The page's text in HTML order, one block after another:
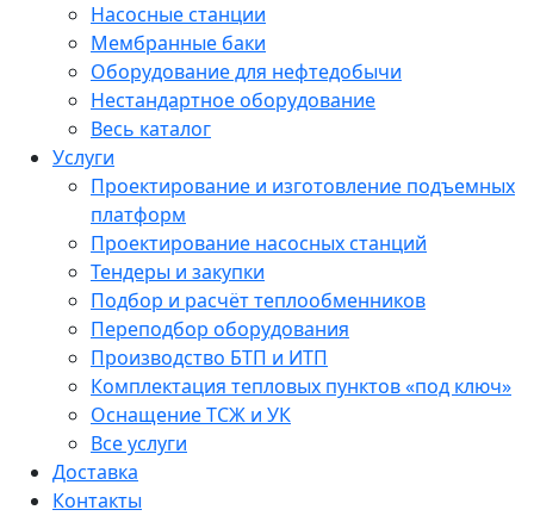
Насосные станции
Мембранные баки
Оборудование для нефтедобычи
Нестандартное оборудование
Весь каталог
Услуги
Проектирование и изготовление подъемных
платформ
Проектирование насосных станций
Тендеры и закупки
Подбор и расчёт теплообменников
Переподбор оборудования
Производство БТП и ИТП
Комплектация тепловых пунктов «под ключ»
Оснащение ТСЖ и УК
Все услуги
Доставка
Контакты